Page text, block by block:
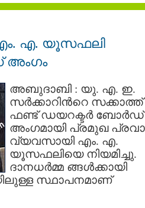
എ. യൂസഫലി
അംഗം
അബുദാബി : യു. എ. ഇ.
സര്‍ക്കാറിന്‍റെ സക്കാത്ത്
ഫണ്ട് ഡയറക്ടര്‍ ബോര്‍ഡ്
അംഗമായി പ്രമുഖ
വ്യവസായി എം. എ.
യൂസഫലിയെ നിയമിച്ചു.
ദാനധര്‍മ്മ ങ്ങള്‍ക്കായി
സ്ഥാപനമാണ്